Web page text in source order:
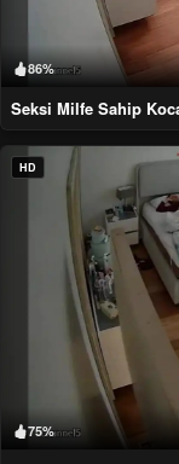
86%
Seksi Milfe Sahip
HD
75%